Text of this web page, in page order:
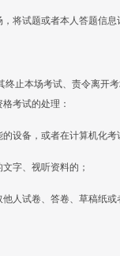
将试题或者本人答题信
止本场考试、责令离开
考试的处理：
设备，或者在计算机化
字、视听资料的；
人试卷、答卷、草稿纸